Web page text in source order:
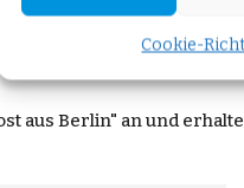
Cookie-
aus Berlin" an und